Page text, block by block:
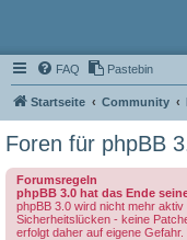
FAQ Pastebin
Startseite Community
Foren für phpBB
Forumsregeln
phpBB 3.0 hat das Ende
phpBB 3.0 wird nicht mehr
Sicherheitslücken - keine
erfolgt daher auf eigene